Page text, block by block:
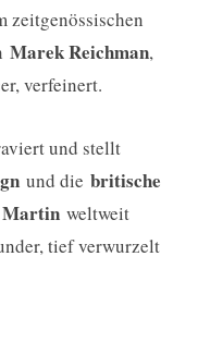
zeitgenössischen
Marek Reichman,
verfeinert.
und stellt
und die britische
Martin weltweit
tief verwurzelt